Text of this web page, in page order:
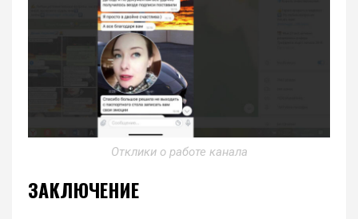
Отклики о работе канала
ЗАКЛЮЧЕНИЕ